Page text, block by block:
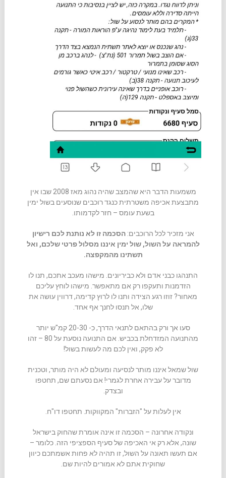
משמעות הדבר היא שהמצב שהיה נהוג מאז 2008 שבו אין
מתבצעת אכיפה משטרתית כנגד רוכבים שנוסעים בשול ימין
בשעת עומס – חזר לקדמותו.
אני מזכיר לכל הרוכבים:הסכמה זו לא נותנת לכם רישיון
להמראה על השול, שול ימין איננו מסלול פרטי שלכם, ואל
תשתינו מהמקפצה.
התנהגו כבני אדם ולא כביריונים. מישהו מעכב אתכם, תנו לו
הזדמנות ותעקפו רק אם מתאפשר. מישהו לוחץ עליכם
מאחור? זוזו רגע הצידה ותנו לו לרוץ קדימה, דרווין עושה את
שלו, אל תנסו לחנך אף אחד.
סעו אך ורק בהתאם לתנאי הדרך, כ- 20-30 קמ"ש יותר
מהתנועה המזדחלת בכביש. אם התנועה נוסעת על 80 – זהו
לא פקק, ואין לכם מה לעשות בשול!
שול שמאל איננו מותר לנסיעה ומעולם לא היה מותר, וטכנית
מדובר על עבירה אחרת לגמרי! אם נסעתם שם, תחטפו
ובצדק.
אין לעלות על "הזברות" המקווקות. תחטפו דו"ח.
ונקודה אחרונה – הסכמה זו אינה אומרת שהחוק בישראל
שונה, אלא רק אי האכיפה של סעיף הספציפי הזה. כלומר –
אם תעשו תאונה על השול, זו תהיה לא פחות אשמתכם כיוון
שחוקית אתם לא אמורים להיות שם.